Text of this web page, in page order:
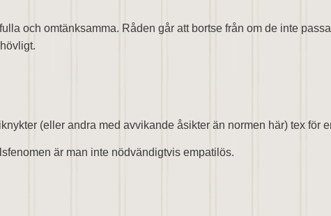
och omtänksamma. Råden går att bortse från om de inte
(eller andra med avvikande åsikter än normen här) tex för
är man inte nödvändigtvis empatilös.